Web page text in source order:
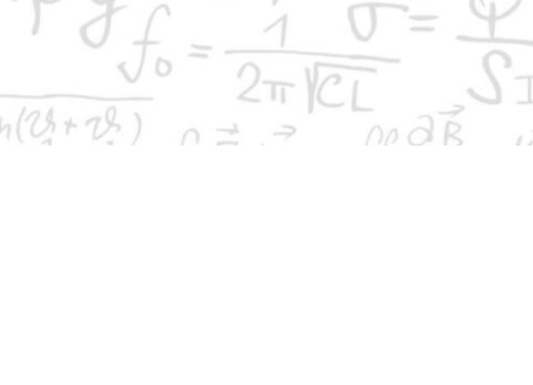
προσκεκλημένοι πανεπιστημιακοί καθηγητές: